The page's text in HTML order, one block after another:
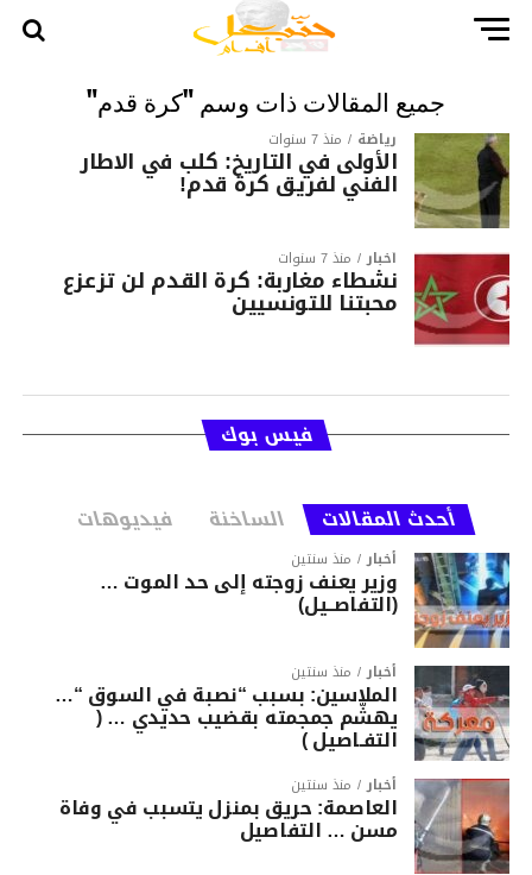
جميع المقالات ذات وسم "كرة قدم"
رياضة منذ 7 سنوات
الأولى في التاريخ: كلب في الاطار
الفني لفريق كرة قدم!
أخبار منذ 7 سنوات
نشطاء مغاربة: كرة القدم لن تزعزع
محبتنا للتونسيين
فيس بوك
أحدث المقالات الساخنة فيديوهات
أخبار منذ سنتين
وزير يعنف زوجته إلى حد الموت …
(التفاصــيل)
أخبار منذ سنتين
الملاسين: بسبب “نصبة في السوق “…
يهشّم جمجمته بقضيب حديدي … (
التفـاصيل )
أخبار منذ سنتين
العاصمة: حريق بمنزل يتسبب في وفاة
مسن … التفاصيل